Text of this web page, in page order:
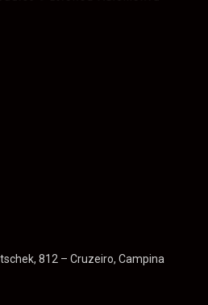
812 – Cruzeiro, Campina